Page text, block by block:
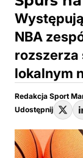
NBA
rozszerza
lokalnym
Redakcja Sport
Udostępnij